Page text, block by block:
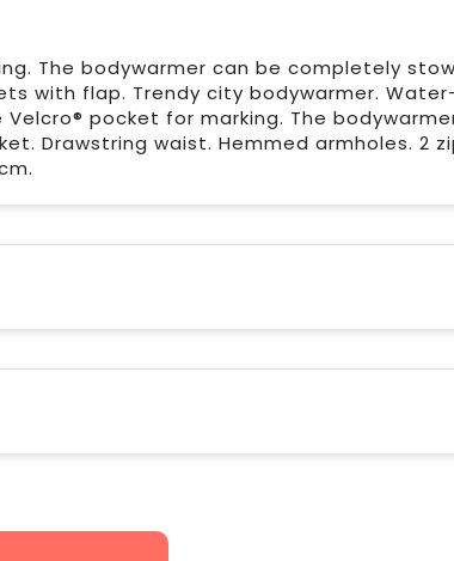
The bodywarmer can be completely
with flap. Trendy city bodywarmer.
pocket for marking. The
Drawstring waist. Hemmed armholes. 2